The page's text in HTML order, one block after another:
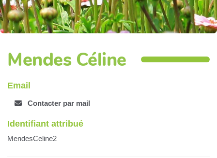
Mendes Céline
Email
Contacter par mail
Identifiant attribué
MendesCeline2